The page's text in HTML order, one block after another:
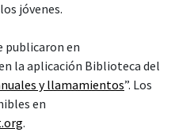
jóvenes.
publicaron en
la aplicación Biblioteca del
y llamamientos”. Los
en
.